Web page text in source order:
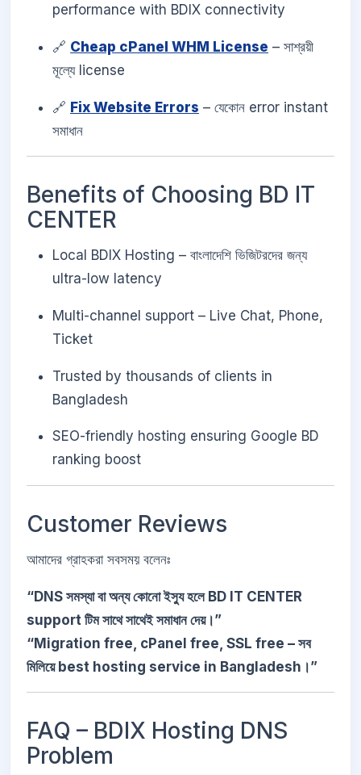
performance with BDIX connectivity
🔗 Cheap cPanel WHM License – সাশ্রয়ী
মূল্যে license
🔗 Fix Website Errors – যেকোন error instant
সমাধান
Benefits of Choosing BD IT
CENTER
Local BDIX Hosting – বাংলাদেশি ভিজিটরদের জন্য
ultra-low latency
Multi-channel support – Live Chat, Phone,
Ticket
Trusted by thousands of clients in
Bangladesh
SEO-friendly hosting ensuring Google BD
ranking boost
Customer Reviews
আমাদের গ্রাহকরা সবসময় বলেনঃ
“DNS সমস্যা বা অন্য কোনো ইস্যু হলে BD IT CENTER
support টিম সাথে সাথেই সমাধান দেয়।”
“Migration free, cPanel free, SSL free – সব
মিলিয়ে best hosting service in Bangladesh।”
FAQ – BDIX Hosting DNS
Problem